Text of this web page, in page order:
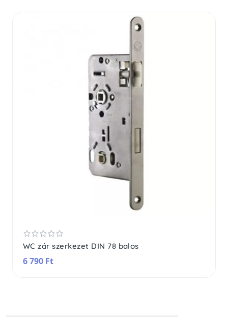
WC zár szerkezet DIN 78 balos
6 790 Ft